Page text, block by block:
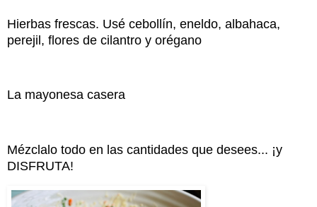
Hierbas frescas. Usé cebollín, eneldo, albahaca,
perejil, flores de cilantro y orégano
La mayonesa casera
Mézclalo todo en las cantidades que desees... ¡y
DISFRUTA!